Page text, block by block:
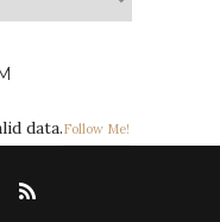
data.Follow Me!